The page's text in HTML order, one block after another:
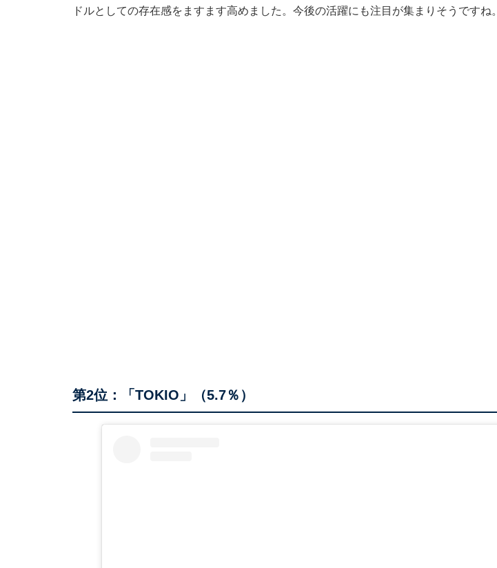
ドルとしての存在感をますます高めました。今後の活躍にも注目が集まりそうですね。
第2位：「TOKIO」（5.7％）